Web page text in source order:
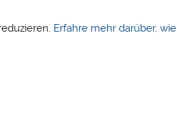
Erfahre mehr darüber,